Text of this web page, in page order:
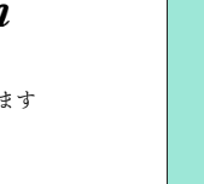
す